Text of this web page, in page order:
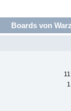
Boards von